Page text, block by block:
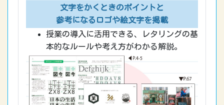
文字をかくときのポイントと
参考になるロゴや絵文字を掲載
授業の導入に活用できる、レタリングの基
本的なルールや考え方がわかる解説。